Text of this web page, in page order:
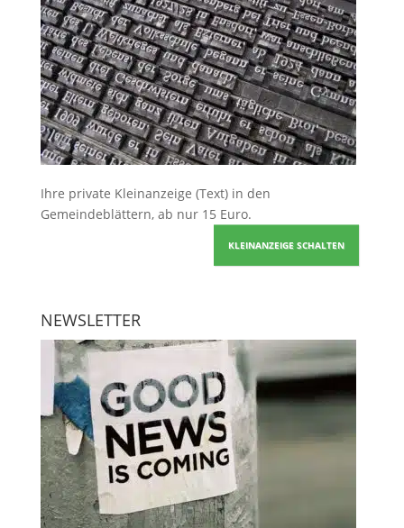
Ihre private Kleinanzeige (Text) in den
Gemeindeblättern, ab nur 15 Euro.
KLEINANZEIGE SCHALTEN
NEWSLETTER